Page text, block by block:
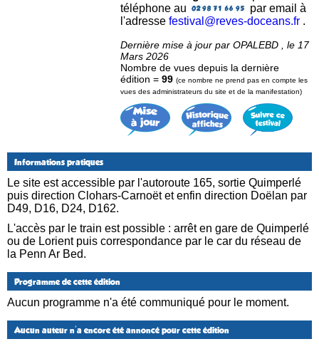
téléphone au
par email à
l'adresse festival@reves-doceans.fr .
Dernière mise à jour par OPALEBD , le 17
Mars 2026
Nombre de vues depuis la dernière
édition = 99 (ce nombre ne prend pas en compte les
vues des administrateurs du site et de la manifestation)
Informations pratiques
Le site est accessible par l'autoroute 165, sortie Quimperlé
puis direction Clohars-Carnoët et enfin direction Doëlan par
D49, D16, D24, D162.
L'accès par le train est possible : arrêt en gare de Quimperlé
ou de Lorient puis correspondance par le car du réseau de
la Penn Ar Bed.
Programme de cette édition
Aucun programme n'a été communiqué pour le moment.
Aucun auteur n'a encore été annoncé pour cette édition